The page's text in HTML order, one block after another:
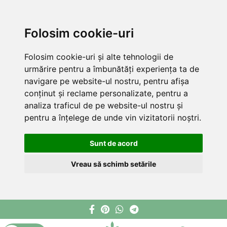
Folosim cookie-uri
Folosim cookie-uri și alte tehnologii de
urmărire pentru a îmbunătăți experiența ta de
navigare pe website-ul nostru, pentru afișa
conținut și reclame personalizate, pentru a
analiza traficul de pe website-ul nostru și
pentru a înțelege de unde vin vizitatorii noștri.
Sunt de acord
Vreau să schimb setările